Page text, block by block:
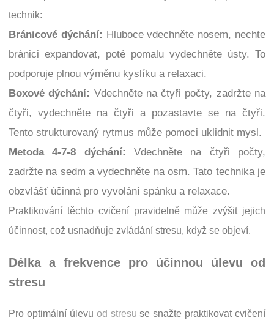
technik:
Bránicové dýchání: Hluboce vdechněte nosem, nechte
bránici expandovat, poté pomalu vydechněte ústy. To
podporuje plnou výměnu kyslíku a relaxaci.
Boxové dýchání: Vdechněte na čtyři počty, zadržte na
čtyři, vydechněte na čtyři a pozastavte se na čtyři.
Tento strukturovaný rytmus může pomoci uklidnit mysl.
Metoda 4-7-8 dýchání: Vdechněte na čtyři počty,
zadržte na sedm a vydechněte na osm. Tato technika je
obzvlášť účinná pro vyvolání spánku a relaxace.
Praktikování těchto cvičení pravidelně může zvýšit jejich
účinnost, což usnadňuje zvládání stresu, když se objeví.
Délka a frekvence pro účinnou úlevu od
stresu
Pro optimální úlevu od stresu se snažte praktikovat cvičení